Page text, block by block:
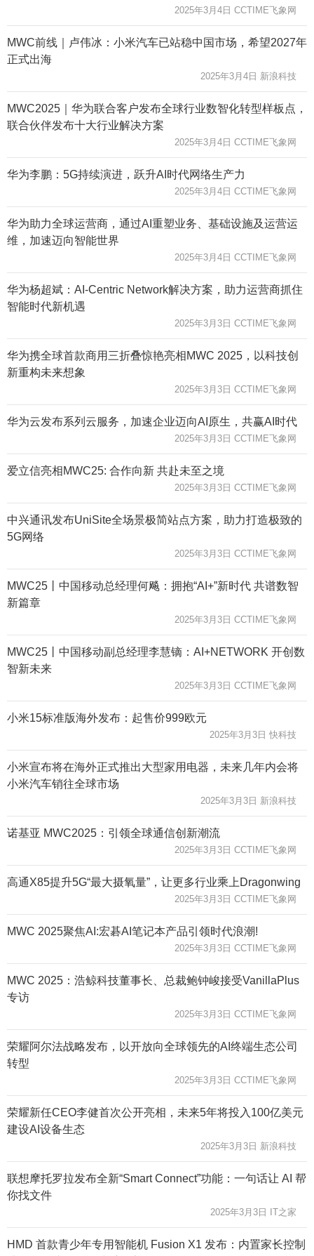
2025年3月4日 CCTIME飞象网
MWC前线｜卢伟冰：小米汽车已站稳中国市场，希望2027年
正式出海
2025年3月4日 新浪科技
MWC2025｜华为联合客户发布全球行业数智化转型样板点，
联合伙伴发布十大行业解决方案
2025年3月4日 CCTIME飞象网
华为李鹏：5G持续演进，跃升AI时代网络生产力
2025年3月4日 CCTIME飞象网
华为助力全球运营商，通过AI重塑业务、基础设施及运营运
维，加速迈向智能世界
2025年3月4日 CCTIME飞象网
华为杨超斌：AI-Centric Network解决方案，助力运营商抓住
智能时代新机遇
2025年3月3日 CCTIME飞象网
华为携全球首款商用三折叠惊艳亮相MWC 2025，以科技创
新重构未来想象
2025年3月3日 CCTIME飞象网
华为云发布系列云服务，加速企业迈向AI原生，共赢AI时代
2025年3月3日 CCTIME飞象网
爱立信亮相MWC25: 合作向新 共赴未至之境
2025年3月3日 CCTIME飞象网
中兴通讯发布UniSite全场景极简站点方案，助力打造极致的
5G网络
2025年3月3日 CCTIME飞象网
MWC25丨中国移动总经理何飚：拥抱“AI+”新时代 共谱数智
新篇章
2025年3月3日 CCTIME飞象网
MWC25丨中国移动副总经理李慧镝：AI+NETWORK 开创数
智新未来
2025年3月3日 CCTIME飞象网
小米15标准版海外发布：起售价999欧元
2025年3月3日 快科技
小米宣布将在海外正式推出大型家用电器，未来几年内会将
小米汽车销往全球市场
2025年3月3日 新浪科技
诺基亚 MWC2025：引领全球通信创新潮流
2025年3月3日 CCTIME飞象网
高通X85提升5G“最大摄氧量”，让更多行业乘上Dragonwing
2025年3月3日 CCTIME飞象网
MWC 2025聚焦AI:宏碁AI笔记本产品引领时代浪潮!​
2025年3月3日 CCTIME飞象网
MWC 2025：浩鲸科技董事长、总裁鲍钟峻接受VanillaPlus
专访
2025年3月3日 CCTIME飞象网
荣耀阿尔法战略发布，以开放向全球领先的AI终端生态公司
转型
2025年3月3日 CCTIME飞象网
荣耀新任CEO李健首次公开亮相，未来5年将投入100亿美元
建设AI设备生态
2025年3月3日 新浪科技
联想摩托罗拉发布全新“Smart Connect”功能：一句话让 AI 帮
你找文件
2025年3月3日 IT之家
HMD 首款青少年专用智能机 Fusion X1 发布：内置家长控制